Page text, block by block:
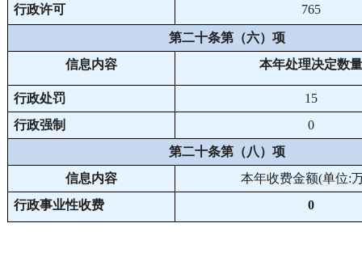
行政许可 765
第二十条第（六）项
信息内容
本年处理决定数量
行政处罚
15
行政强制
0
第二十条第（八）项
信息内容
本年收费金额(单位:
行政事业性收费
0